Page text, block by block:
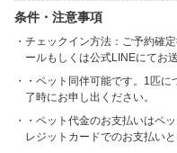
条件・注意事項
チェックイン方法：ご予約確
ールもしくは公式LINEにてお
・ペット同伴可能です。1匹
了時にお申し出ください。
・ペット代金のお支払いはペ
レジットカードでのお支払いと